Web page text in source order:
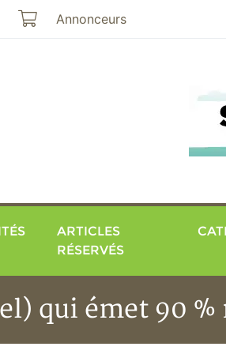
Mon panier
Annonceurs
ARTICLES
RÉSERVÉS
qui émet 90